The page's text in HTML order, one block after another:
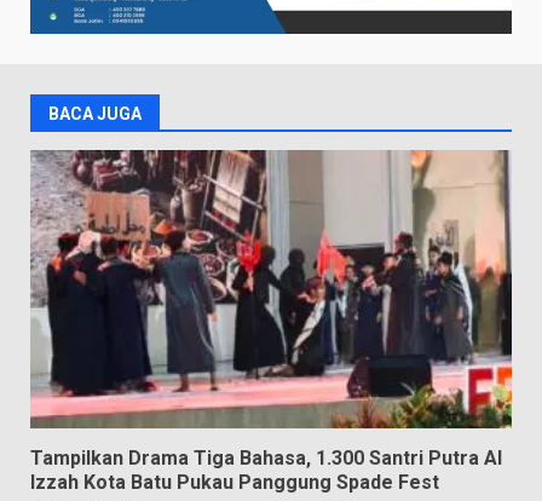
BACA JUGA
Tampilkan Drama Tiga Bahasa, 1.300 Santri Putra Al
Izzah Kota Batu Pukau Panggung Spade Fest